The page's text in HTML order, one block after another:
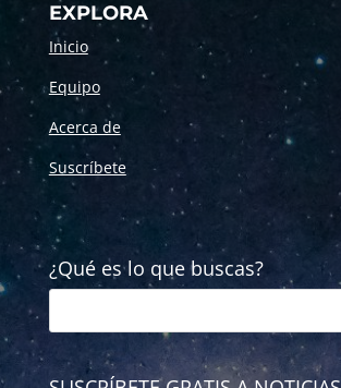
EXPLORA
Inicio
Equipo
Acerca de
Suscríbete
¿Qué es lo que buscas?